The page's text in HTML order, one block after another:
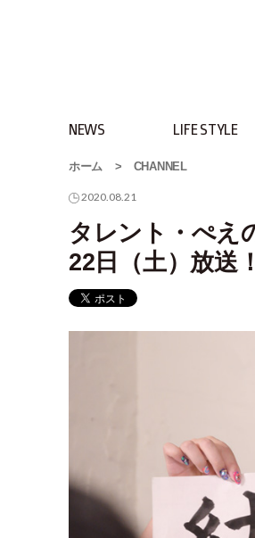
NEWS LIFE STYLE
ホーム > CHANNEL
2020.08.21
タレント・ぺえ
22日（土）放送！